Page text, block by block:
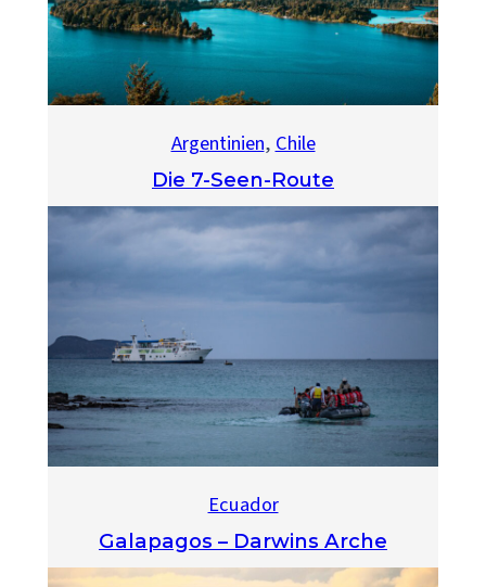
Argentinien, Chile
Die 7-Seen-Route
Ecuador
Galapagos – Darwins Arche